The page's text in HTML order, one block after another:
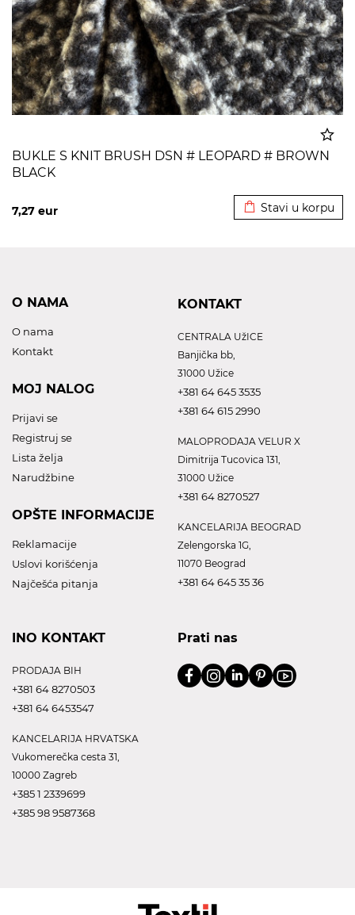
BUKLE S KNIT BRUSH DSN # LEOPARD # BROWN
BLACK
7,27 eur Stavi u korpu
O NAMA
O nama
Kontakt
MOJ NALOG
Prijavi se
Registruj se
Lista želja
Narudžbine
OPŠTE INFORMACIJE
Reklamacije
Uslovi korišćenja
Najčešća pitanja
KONTAKT
CENTRALA UžICE
Banjička bb,
31000 Užice
+381 64 645 3535
+381 64 615 2990
MALOPRODAJA VELUR X
Dimitrija Tucovica 131,
31000 Užice
+381 64 8270527
KANCELARIJA BEOGRAD
Zelengorska 1G,
11070 Beograd
+381 64 645 35 36
INO KONTAKT
PRODAJA BIH
+381 64 8270503
+381 64 6453547
KANCELARIJA HRVATSKA
Vukomerečka cesta 31,
10000 Zagreb
+385 1 2339699
+385 98 9587368
Prati nas